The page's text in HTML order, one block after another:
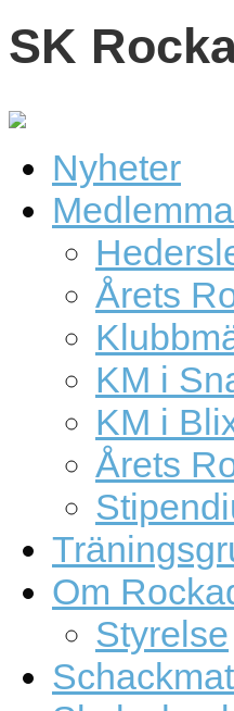
SK
Nyheter
Årets
KM i
KM i
Årets
Om
Styrelse